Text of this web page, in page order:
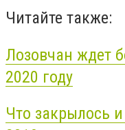
Читайте также:
Лозовчан ждет
2020 году
Что закрылось